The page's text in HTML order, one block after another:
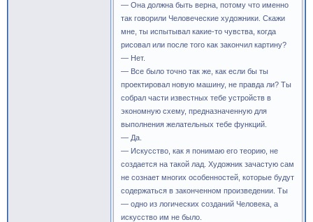
— Она должна быть верна, потому что именно
так говорили Человеческие художники. Скажи
мне, ты испытывал какие-то чувства, когда
рисовал или после того как закончил картину?
— Нет.
— Все было точно так же, как если бы ты
проектировал новую машину, не правда ли? Ты
собрал части известных тебе устройств в
экономную схему, предназначенную для
выполнения желательных тебе функций.
— Да.
— Искусство, как я понимаю его теорию, не
создается на такой лад. Художник зачастую сам
не сознает многих особенностей, которые будут
содержаться в законченном произведении. Ты
— одно из логических созданий Человека, а
искусство им не было.